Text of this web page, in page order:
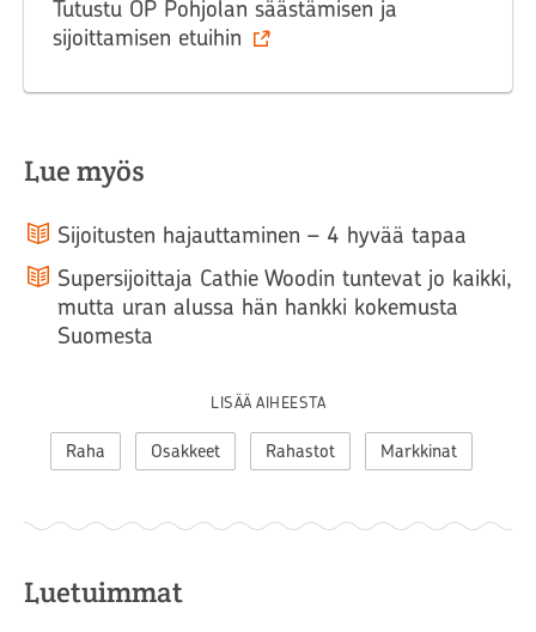
Tutustu OP Pohjolan säästämisen ja
sijoittamisen etuihin‍
Lue myös
Sijoitusten hajauttaminen – 4 hyvää tapaa
Supersijoittaja Cathie Woodin tuntevat jo kaikki,
mutta uran alussa hän hankki kokemusta
Suomesta
LISÄÄ AIHEESTA
Raha Osakkeet Rahastot Markkinat
Luetuimmat